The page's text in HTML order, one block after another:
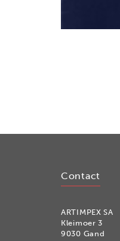
Contact
ARTIMPEX SA
Kleimoer 3
9030 Gand